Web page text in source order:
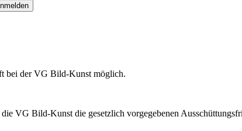
bei der VG Bild-Kunst möglich.
VG Bild-Kunst die gesetzlich vorgegebenen